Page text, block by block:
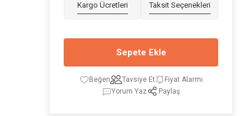
Kargo Ücretleri Taksit Seçenekleri
Sepete Ekle
Tavsiye Et
Fiyat Alarmı
Yorum Yaz
Paylaş